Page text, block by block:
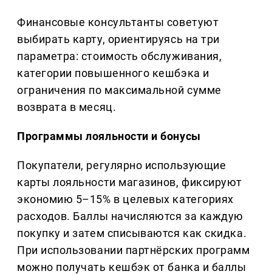
Финансовые консультанты советуют
выбирать карту, ориентируясь на три
параметра: стоимость обслуживания,
категории повышенного кешбэка и
ограничения по максимальной сумме
возврата в месяц.
Программы лояльности и бонусы
Покупатели, регулярно использующие
карты лояльности магазинов, фиксируют
экономию 5–15% в целевых категориях
расходов. Баллы начисляются за каждую
покупку и затем списываются как скидка.
При использовании партнёрских программ
можно получать кешбэк от банка и баллы